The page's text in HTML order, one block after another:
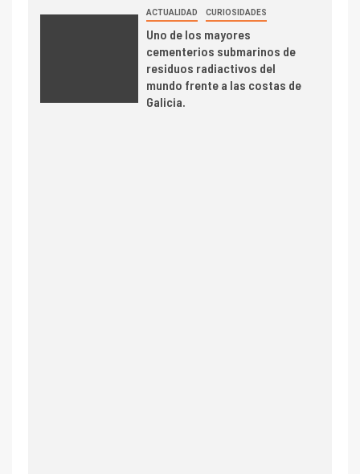
ACTUALIDAD CURIOSIDADES
Uno de los mayores
cementerios submarinos de
residuos radiactivos del
mundo frente a las costas de
Galicia.